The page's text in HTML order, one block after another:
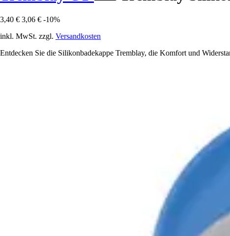
3,40 € 3,06 € -10%
inkl. MwSt. zzgl. Versandkosten
Entdecken Sie die Silikonbadekappe Tremblay, die Komfort und